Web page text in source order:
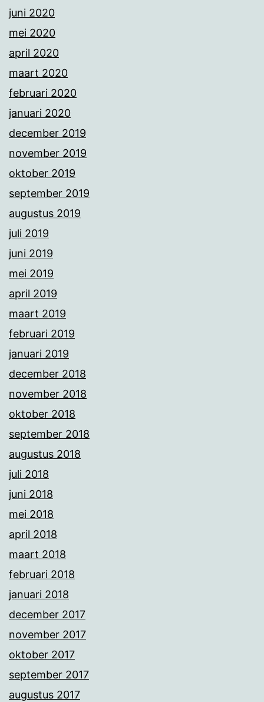
juni 2020
mei 2020
april 2020
maart 2020
februari 2020
januari 2020
december 2019
november 2019
oktober 2019
september 2019
augustus 2019
juli 2019
juni 2019
mei 2019
april 2019
maart 2019
februari 2019
januari 2019
december 2018
november 2018
oktober 2018
september 2018
augustus 2018
juli 2018
juni 2018
mei 2018
april 2018
maart 2018
februari 2018
januari 2018
december 2017
november 2017
oktober 2017
september 2017
augustus 2017